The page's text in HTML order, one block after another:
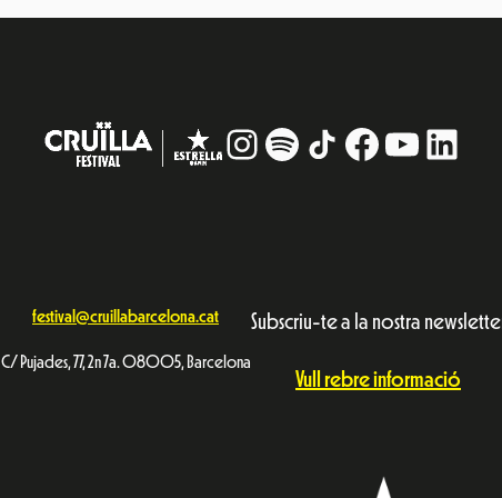
Instagram
# TikTokFacebook
YouTube
festival@cruillabarcelona.cat
C/ Pujades, 77, 2n 7a. 08005, Barcelona
Subscriu-te a la nostra
Vull rebre informació